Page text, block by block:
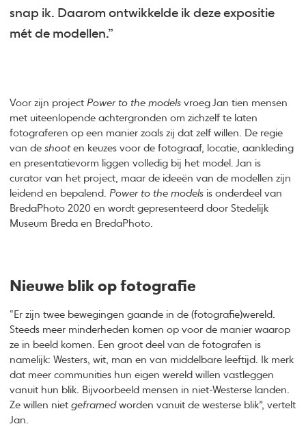
snap ik. Daarom ontwikkelde ik deze expositie
mét de modellen.”
Voor zijn projectPower to the models vroeg Jan tien mensen
met uiteenlopende achtergronden om zichzelf te laten
fotograferen op een manier zoals zij dat zelf willen. De regie
van deshooten keuzes voor de fotograaf, locatie, aankleding
en presentatievorm liggen volledig bij het model. Jan is
curator van het project, maar de ideeën van de modellen zijn
leidend en bepalend. Power to the models is onderdeel van
BredaPhoto 2020 en wordt gepresenteerd door Stedelijk
Museum Breda en BredaPhoto.
Nieuwe blik op fotografie
“Er zijn twee bewegingen gaande in de (fotografie)wereld.
Steeds meer minderheden komen op voor de manier waarop
ze in beeld komen. Een groot deel van de fotografen is
namelijk: Westers, wit, man en van middelbare leeftijd. Ik merk
dat meer communities hun eigen wereld willen vastleggen
vanuit hun blik. Bijvoorbeeld mensen in niet-Westerse landen.
Ze willen nietgeframedworden vanuit de westerse blik”, vertelt
Jan.